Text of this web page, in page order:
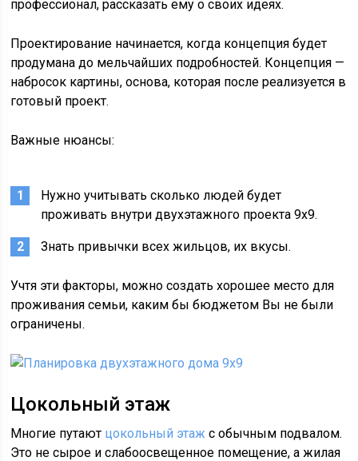
профессионал, рассказать ему о своих идеях.
Проектирование начинается, когда концепция будет
продумана до мельчайших подробностей. Концепция —
набросок картины, основа, которая после реализуется в
готовый проект.
Важные нюансы:
Нужно учитывать сколько людей будет
проживать внутри двухэтажного проекта 9х9.
Знать привычки всех жильцов, их вкусы.
Учтя эти факторы, можно создать хорошее место для
проживания семьи, каким бы бюджетом Вы не были
ограничены.
Цокольный этаж
Многие путают цокольный этаж с обычным подвалом.
Это не сырое и слабоосвещенное помещение, а жилая